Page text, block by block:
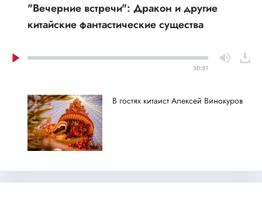
"Вечерние встречи": Дракон и другие
китайские фантастические существа
50:51
В гостях китаист Алексей Винокуров